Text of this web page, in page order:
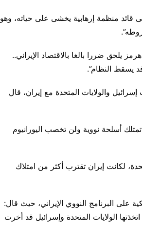
قائد منظمة إرهابية يخشى على حياته، وهو
يلحق ضررا بالغا بالاقتصاد الإيراني..
يسقط النظام”.
والولايات المتحدة مع إيران، قال
أسلحة نووية ولن تخصب اليورانيوم
لكانت إيران تقترب أكثر من امتلاك
على البرنامج النووي الإيراني، حيث قال:
الولايات المتحدة وإسرائيل قد أخرت